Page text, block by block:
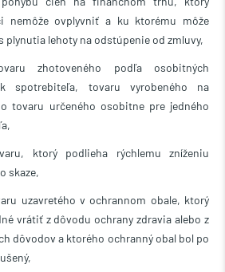
nemôže ovplyvniť a ku ktorému môže
plynutia lehoty na odstúpenie od zmluvy,
zhotoveného podľa osobitných
spotrebiteľa, tovaru vyrobeného na
tovaru určeného osobitne pre jedného
ktorý podlieha rýchlemu zníženiu
skaze,
uzavretého v ochrannom obale, ktorý
vrátiť z dôvodu ochrany zdravia alebo z
dôvodov a ktorého ochranný obal bol po